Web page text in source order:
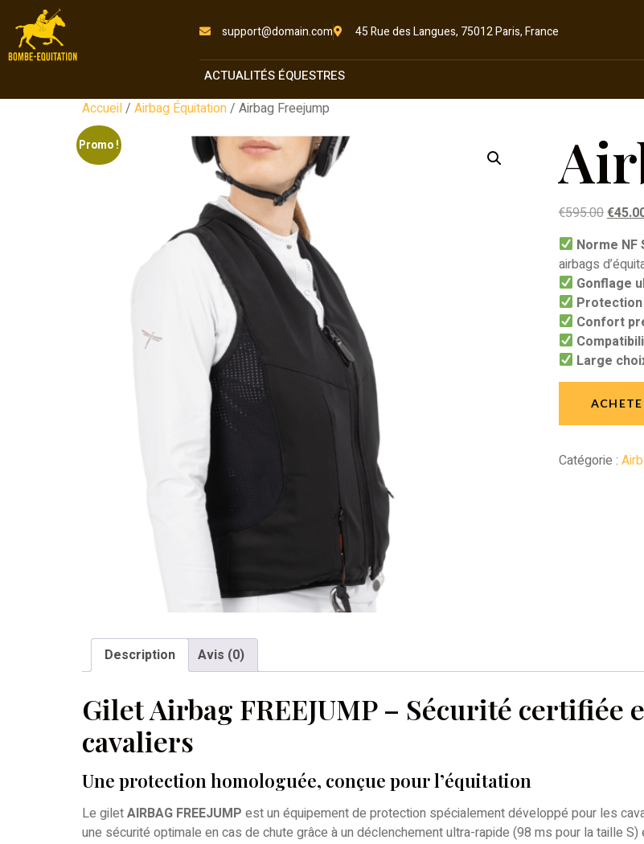
support@domain.com 45 Rue des Langues, 75012 Paris, France
ACTUALITÉS ÉQUESTRES
Accueil/ Airbag Équitation/ Airbag Freejump
Promo !
€595.00€
Norme NF
airbags
Gonflage
Confort
Large
Catégorie :
Description Avis (0)
Gilet Airbag FREEJUMP – Sécurité certifiée
cavaliers
Une protection homologuée, conçue pour l’équitation
Le giletAIRBAG FREEJUMP est un équipement de protection spécialement développé pour les
une sécurité optimale en cas de chute grâce à un déclenchement ultra-rapide (98 ms pour la taille